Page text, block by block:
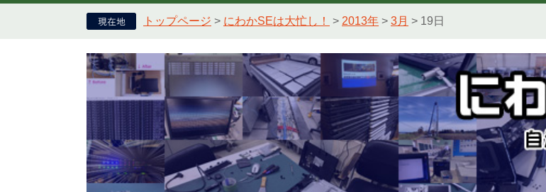
トップページ > にわかSEは大忙し！ > 2013年 > 3月 > 19日